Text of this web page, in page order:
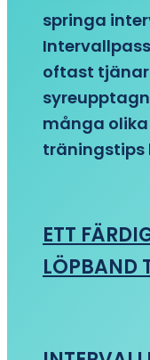
springa
oftast
många
träningstips
ETT
LÖPBAND